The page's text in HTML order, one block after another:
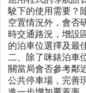
駛下的使用需要？
空置情況外，會否
時交通路況，增設
的泊車位選擇及最
二、除了咪錶泊車
關當局會否參考鄰
公共停車場，完善